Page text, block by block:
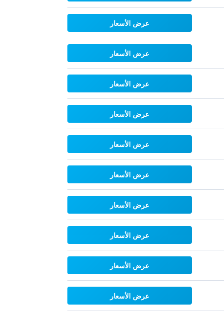
عرض الأسعار
عرض الأسعار
عرض الأسعار
عرض الأسعار
عرض الأسعار
عرض الأسعار
عرض الأسعار
عرض الأسعار
عرض الأسعار
عرض الأسعار